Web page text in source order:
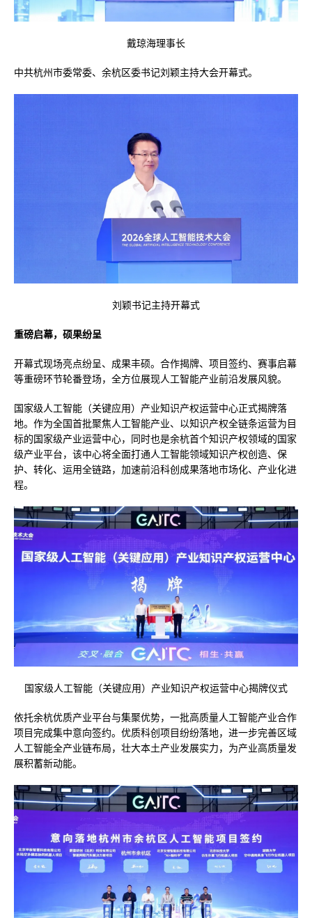
戴琼海理事长
中共杭州市委常委、余杭区委书记刘颖主持大会开幕式。
刘颖书记主持开幕式
重磅启幕，硕果纷呈
开幕式现场亮点纷呈、成果丰硕。合作揭牌、项目签约、赛事启幕
等重磅环节轮番登场，全方位展现人工智能产业前沿发展风貌。
国家级人工智能（关键应用）产业知识产权运营中心正式揭牌落
地。作为全国首批聚焦人工智能产业、以知识产权全链条运营为目
标的国家级产业运营中心，同时也是余杭首个知识产权领域的国家
级产业平台，该中心将全面打通人工智能领域知识产权创造、保
护、转化、运用全链路，加速前沿科创成果落地市场化、产业化进
程。
国家级人工智能（关键应用）产业知识产权运营中心揭牌仪式
依托余杭优质产业平台与集聚优势，一批高质量人工智能产业合作
项目完成集中意向签约。优质科创项目纷纷落地，进一步完善区域
人工智能全产业链布局，壮大本土产业发展实力，为产业高质量发
展积蓄新动能。